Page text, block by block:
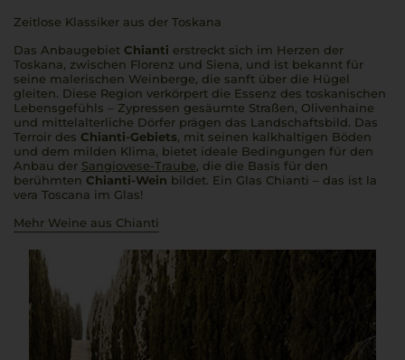
Zeitlose Klassiker aus der Toskana
Das Anbaugebiet Chianti erstreckt sich im Herzen der
Toskana, zwischen Florenz und Siena, und ist bekannt für
seine malerischen Weinberge, die sanft über die Hügel
gleiten. Diese Region verkörpert die Essenz des toskanischen
Lebensgefühls – Zypressen gesäumte Straßen, Olivenhaine
und mittelalterliche Dörfer prägen das Landschaftsbild. Das
Terroir des Chianti-Gebiets, mit seinen kalkhaltigen Böden
und dem milden Klima, bietet ideale Bedingungen für den
Anbau der Sangiovese-Traube, die die Basis für den
berühmten Chianti-Wein bildet. Ein Glas Chianti – das ist la
vera Toscana im Glas!
Mehr Weine aus Chianti